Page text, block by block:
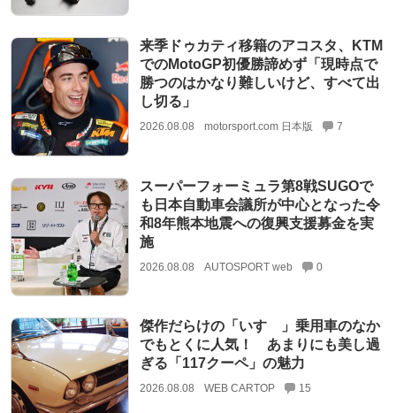
来季ドゥカティ移籍のアコスタ、KTM
でのMotoGP初優勝諦めず「現時点で
勝つのはかなり難しいけど、すべて出
し切る」
2026.08.08 motorsport.com 日本版 7
スーパーフォーミュラ第8戦SUGOで
も日本自動車会議所が中心となった令
和8年熊本地震への復興支援募金を実
施
2026.08.08 AUTOSPORT web 0
傑作だらけの「いすゞ」乗用車のなか
でもとくに人気！ あまりにも美し過
ぎる「117クーペ」の魅力
2026.08.08 WEB CARTOP 15